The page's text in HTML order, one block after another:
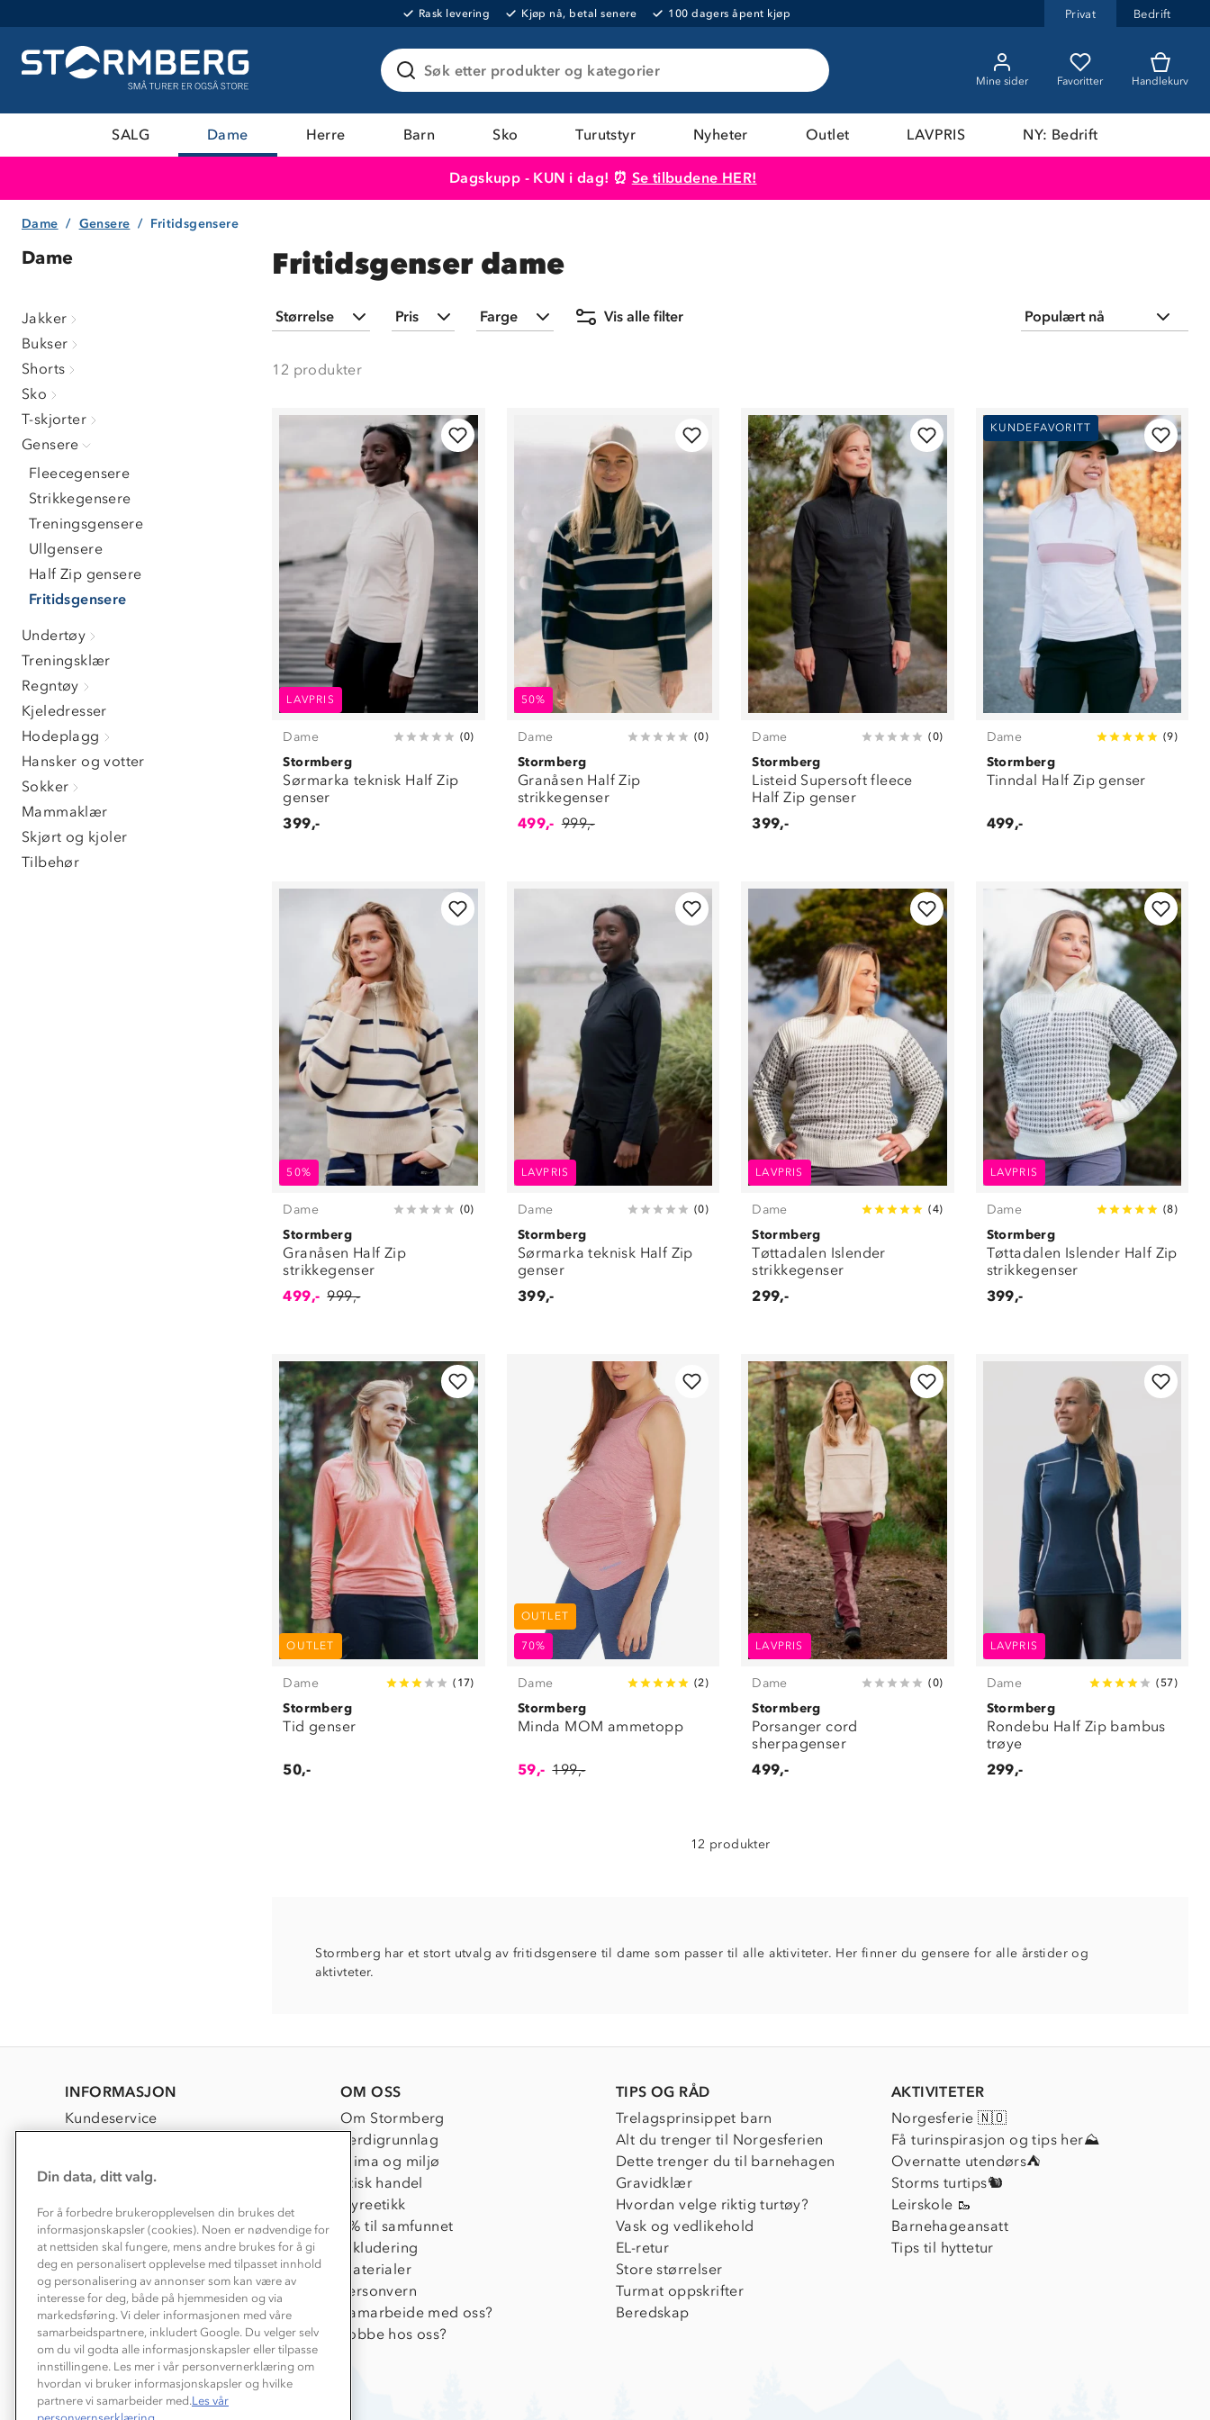
Rask levering Kjøp nå, betal senere 100 dagers åpent kjøp Privat Bedrift
Søk etter produkter og kategorier
Mine sider Favoritter Handlekurv
SALG Dame Herre Barn Sko Turutstyr Nyheter Outlet LAVPRIS NY: Bedrift
Dagskupp - KUN i dag! ⏰ Se tilbudene HER!
Dame Gensere Fritidsgensere
Dame
Jakker
Bukser
Shorts
Sko
T-skjorter
Gensere
Fleecegensere
Strikkegensere
Treningsgensere
Ullgensere
Half Zip gensere
Fritidsgensere
Undertøy
Treningsklær
Regntøy
Kjeledresser
Hodeplagg
Hansker og votter
Sokker
Mammaklær
Skjørt og kjoler
Tilbehør
Fritidsgenser dame
Størrelse
XXS (1)
XL ( 8)
XXL (7
(1
Pris Farge
2)
(2)
Ferskenfarget
(1)
Vis alle filter
12 produkter
LAVPRIS
Dame (0)
Stormberg
Sørmarka teknisk Half Zip
genser
399,-
50%
Dame (0)
Stormberg
Granåsen Half Zip
strikkegenser
499,- 999,-
Dame (0)
Stormberg
Listeid Supersoft fleece
Half Zip genser
399,-
KUNDEFAVORITT
Dame (9)
Stormberg
Tinndal Half Zip genser
499,-
50%
Dame (0)
Stormberg
Granåsen Half Zip
strikkegenser
499,- 999,-
LAVPRIS
Dame (0)
Stormberg
Sørmarka teknisk Half Zip
genser
399,-
LAVPRIS
Dame (4)
Stormberg
Tøttadalen Islender
strikkegenser
299,-
LAVPRIS
Dame (8)
Stormberg
Tøttadalen Islender Half Zip
strikkegenser
399,-
OUTLET
Dame ( 17)
Stormberg
Tid genser
50,-
OUTLET
70%
Dame (2)
Stormberg
Minda MOM ammetopp
59,- 199,-
LAVPRIS
Dame (0)
Stormberg
Porsanger cord
sherpagenser
499,-
LAVPRIS
Dame (57)
Stormberg
Rondebu Half Zip bambus
trøye
299,-
12 produkter
Stormberg har et stort utvalg av fritidsgensere til dame som passer til alle aktiviteter. Her finner du gensere for alle årstider og
aktivteter.
INFORMASJON
Kundeservice
Kundeklubb
Våre butikker
Bedrift, barnehage og SFO
Presse
OM OSS
Om Stormberg
Verdigrunnlag
Klima og miljø
Etisk handel
Dyreetikk
1% til samfunnet
Inkludering
Materialer
Personvern
Samarbeide med oss?
Jobbe hos oss?
TIPS OG RÅD
Trelagsprinsippet barn
Alt du trenger til Norgesferien
Dette trenger du til barnehagen
Gravidklær
Hvordan velge riktig turtøy?
Vask og vedlikehold
EL-retur
Store størrelser
Turmat oppskrifter
Beredskap
AKTIVITETER
Norgesferie 🇳🇴
Få turinspirasjon og tips her⛰
Overnatte utendørs⛺
Storms turtips🐿️
Leirskole 🥾
Barnehageansatt
Tips til hyttetur
Din data, ditt valg.
For å forbedre brukeropplevelsen din brukes det
informasjonskapsler (cookies). Noen er nødvendige for
at nettsiden skal fungere, mens andre brukes for å gi
deg en personalisert opplevelse med tilpasset innhold
og personalisering av annonser som kan være av
interesse for deg, både på hjemmesiden og via
markedsføring. Vi deler informasjonen med våre
samarbeidspartnere, inkludert Google. Du velger selv
om du vil godta alle informasjonskapsler eller tilpasse
innstillingene. Les mer i vår personvernerklæring om
hvordan vi bruker informasjonskapsler og hvilke
partnere vi samarbeider med.Les vår